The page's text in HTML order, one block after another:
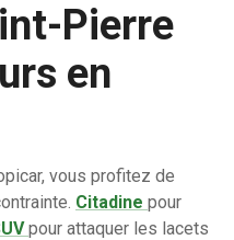
Pierre
en
vous profitez de
Citadine pour
pour attaquer les lacets